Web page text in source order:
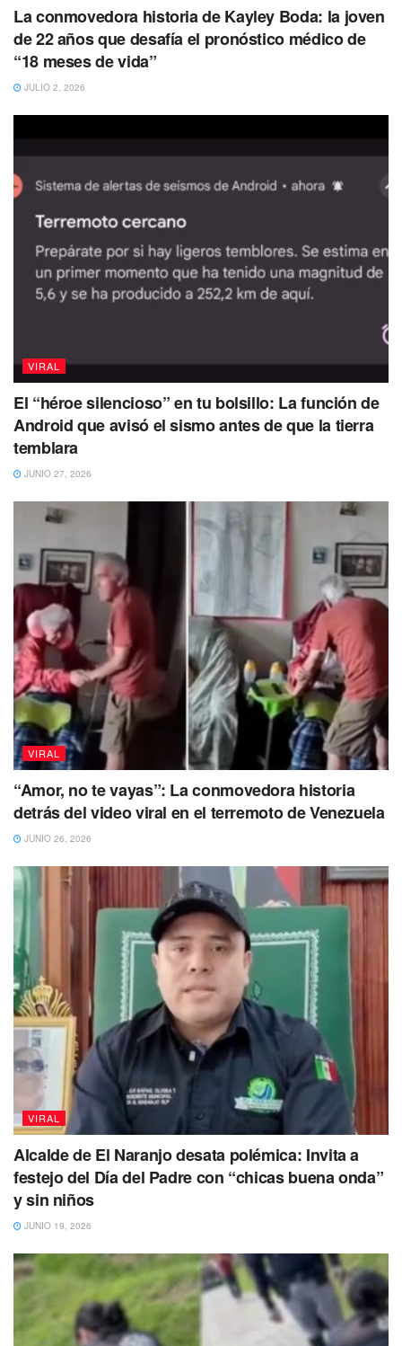
Con el fin de solventar las cirugías del hombre de 58 años
que perdió el pie mientras surfeaba en Hawái, tras ser
atacado por un tiburón tigre, su hijo, Kamu Morita, abrió
Te puede interesar Leer
La conmovedora historia de Kayley Boda: la joven
de 22 años que desafía el pronóstico médico de
“18 meses de vida”
JULIO 2, 2026
VIRAL
El “héroe silencioso” en tu bolsillo: La función de
Android que avisó el sismo antes de que la tierra
temblara
JUNIO 27, 2026
VIRAL
“Amor, no te vayas”: La conmovedora historia
detrás del video viral en el terremoto de Venezuela
JUNIO 26, 2026
VIRAL
Alcalde de El Naranjo desata polémica: Invita a
festejo del Día del Padre con “chicas buena onda”
y sin niños
JUNIO 19, 2026